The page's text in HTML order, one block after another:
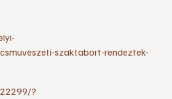
szaktabort-rendeztek-
?